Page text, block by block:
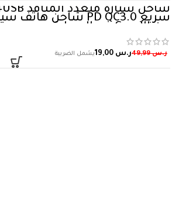
من النوع C في السيارة
ر.س49,99 ر.س